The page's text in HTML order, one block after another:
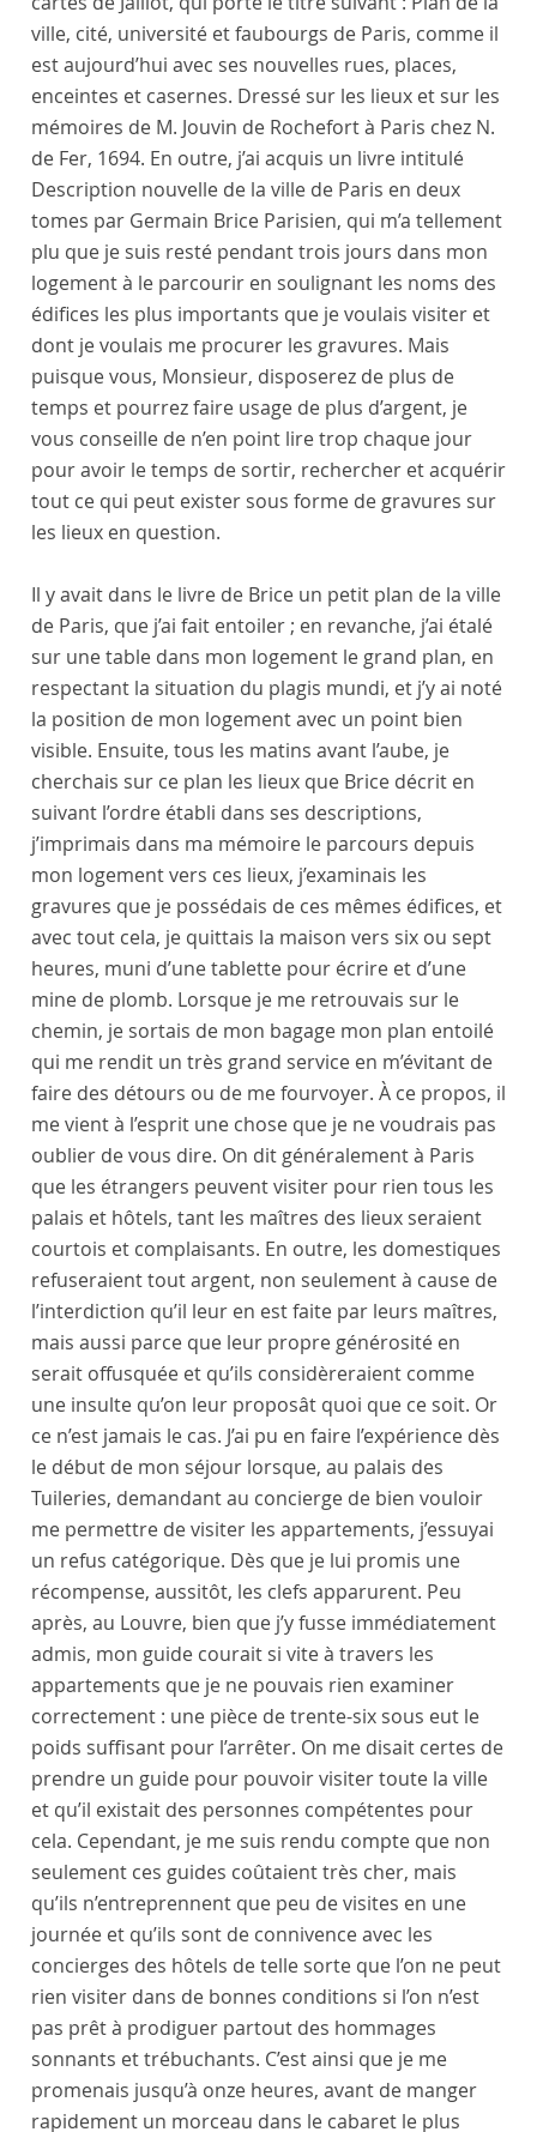
ville, cité, université et faubourgs de Paris, comme il
est aujourd’hui avec ses nouvelles rues, places,
enceintes et casernes. Dressé sur les lieux et sur les
mémoires de M. Jouvin de Rochefort à Paris chez N.
de Fer, 1694. En outre, j’ai acquis un livre intitulé
Description nouvelle de la ville de Paris en deux
tomes par Germain Brice Parisien, qui m’a tellement
plu que je suis resté pendant trois jours dans mon
logement à le parcourir en soulignant les noms des
édifices les plus importants que je voulais visiter et
dont je voulais me procurer les gravures. Mais
puisque vous, Monsieur, disposerez de plus de
temps et pourrez faire usage de plus d’argent, je
vous conseille de n’en point lire trop chaque jour
pour avoir le temps de sortir, rechercher et acquérir
tout ce qui peut exister sous forme de gravures sur
les lieux en question.
Il y avait dans le livre de Brice un petit plan de la ville
de Paris, que j’ai fait entoiler ; en revanche, j’ai étalé
sur une table dans mon logement le grand plan, en
respectant la situation du plagis mundi, et j’y ai noté
la position de mon logement avec un point bien
visible. Ensuite, tous les matins avant l’aube, je
cherchais sur ce plan les lieux que Brice décrit en
suivant l’ordre établi dans ses descriptions,
j’imprimais dans ma mémoire le parcours depuis
mon logement vers ces lieux, j’examinais les
gravures que je possédais de ces mêmes édifices, et
avec tout cela, je quittais la maison vers six ou sept
heures, muni d’une tablette pour écrire et d’une
mine de plomb. Lorsque je me retrouvais sur le
chemin, je sortais de mon bagage mon plan entoilé
qui me rendit un très grand service en m’évitant de
faire des détours ou de me fourvoyer. À ce propos, il
me vient à l’esprit une chose que je ne voudrais pas
oublier de vous dire. On dit généralement à Paris
que les étrangers peuvent visiter pour rien tous les
palais et hôtels, tant les maîtres des lieux seraient
courtois et complaisants. En outre, les domestiques
refuseraient tout argent, non seulement à cause de
l’interdiction qu’il leur en est faite par leurs maîtres,
mais aussi parce que leur propre générosité en
serait offusquée et qu’ils considèreraient comme
une insulte qu’on leur proposât quoi que ce soit. Or
ce n’est jamais le cas. J’ai pu en faire l’expérience dès
le début de mon séjour lorsque, au palais des
Tuileries, demandant au concierge de bien vouloir
me permettre de visiter les appartements, j’essuyai
un refus catégorique. Dès que je lui promis une
récompense, aussitôt, les clefs apparurent. Peu
après, au Louvre, bien que j’y fusse immédiatement
admis, mon guide courait si vite à travers les
appartements que je ne pouvais rien examiner
correctement : une pièce de trente-six sous eut le
poids suffisant pour l’arrêter. On me disait certes de
prendre un guide pour pouvoir visiter toute la ville
et qu’il existait des personnes compétentes pour
cela. Cependant, je me suis rendu compte que non
seulement ces guides coûtaient très cher, mais
qu’ils n’entreprennent que peu de visites en une
journée et qu’ils sont de connivence avec les
concierges des hôtels de telle sorte que l’on ne peut
rien visiter dans de bonnes conditions si l’on n’est
pas prêt à prodiguer partout des hommages
sonnants et trébuchants. C’est ainsi que je me
promenais jusqu’à onze heures, avant de manger
rapidement un morceau dans le cabaret le plus